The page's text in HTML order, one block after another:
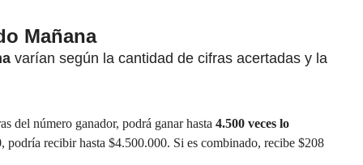
Mañana
varían según la cantidad de cifras acertadas y la
del número ganador, podrá ganar hasta 4.500 veces lo
podría recibir hasta $4.500.000. Si es combinado, recibe $208